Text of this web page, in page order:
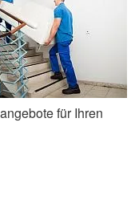
für Ihren